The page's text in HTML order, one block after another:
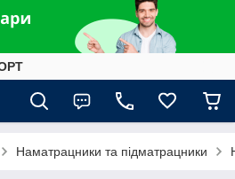
Наматрацники та підматрацники